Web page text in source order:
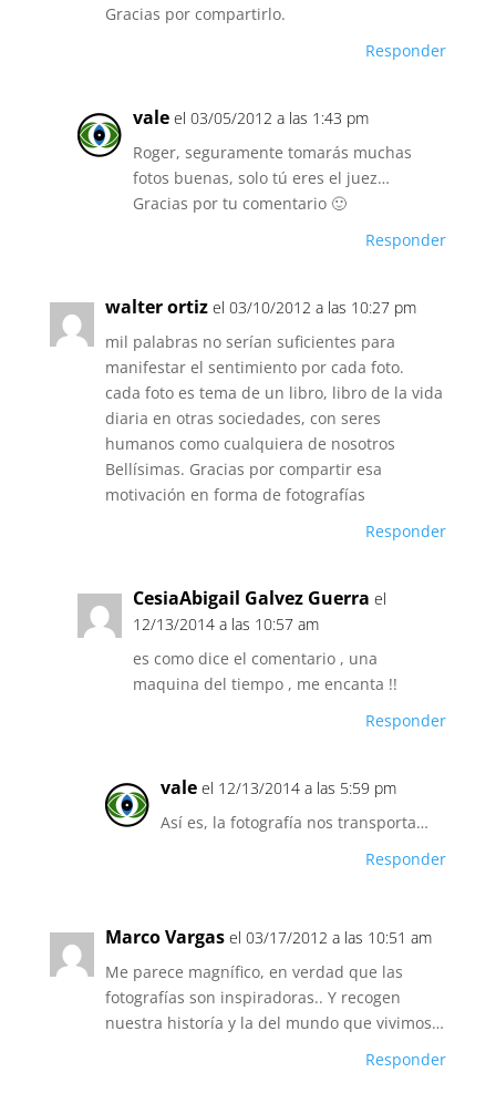
Gracias por compartirlo.
Responder
vale el 03/05/2012 a las 1:43 pm
Roger, seguramente tomarás muchas
fotos buenas, solo tú eres el juez…
Gracias por tu comentario 🙂
Responder
walter ortiz el 03/10/2012 a las 10:27 pm
mil palabras no serían suficientes para
manifestar el sentimiento por cada foto.
cada foto es tema de un libro, libro de la vida
diaria en otras sociedades, con seres
humanos como cualquiera de nosotros
Bellísimas. Gracias por compartir esa
motivación en forma de fotografías
Responder
CesiaAbigail Galvez Guerra el
12/13/2014 a las 10:57 am
es como dice el comentario , una
maquina del tiempo , me encanta !!
Responder
vale el 12/13/2014 a las 5:59 pm
Así es, la fotografía nos transporta…
Responder
Marco Vargas el 03/17/2012 a las 10:51 am
Me parece magnífico, en verdad que las
fotografías son inspiradoras.. Y recogen
nuestra historía y la del mundo que vivimos…
Responder